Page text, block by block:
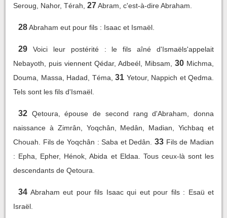
Seroug, Nahor, Térah, 27Abram, c'est-à-dire Abraham.
28Abraham eut pour fils : Isaac et Ismaël.
29
Voici leur postérité : le fils aîné d'Ismaëls'appelait
Nebayoth, puis viennent Qédar, Adbeél, Mibsam,
30 Michma,
Douma, Massa, Hadad, Téma, 31 Yetour, Nappich et Qedma.
Tels sont les fils d'Ismaël.
32 Qetoura, épouse de second rang d'Abraham, donna
naissance à Zimrân, Yoqchân, Medân, Madian, Yichbaq et
Chouah. Fils de Yoqchân : Saba et Dedân.
33 Fils de Madian
: Epha, Epher, Hénok, Abida et Eldaa. Tous ceux-là sont les
descendants de Qetoura.
34 Abraham eut pour fils Isaac qui eut pour fils : Esaü et
Israël.